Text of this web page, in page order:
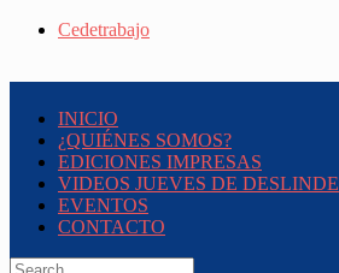
Cedetrabajo
INICIO
¿QUIÉNES SOMOS?
EDICIONES IMPRESAS
VIDEOS JUEVES DE DESLINDE
EVENTOS
CONTACTO